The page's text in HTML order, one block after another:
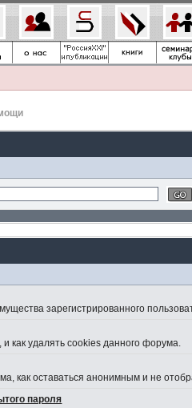
зарегистрированного
как удалять cookies данного форума.
как оставаться анонимным и не
пароля